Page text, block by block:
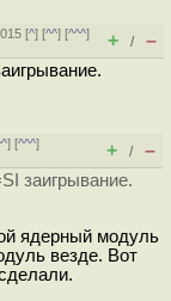
[^] [^^] [^^^]
+ / –
] [^^^]
+ / –
заигрывание.
ядерный модуль
везде. Вот